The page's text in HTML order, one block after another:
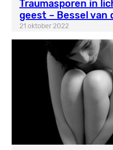
Traumasporen in
geest – Bessel van
21 oktober 2022